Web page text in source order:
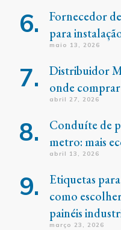
Fornecedor
para
maio 13, 2026
Distribuidor
onde
abril 27, 2026
Conduíte de
metro: mais
abril 13, 2026
Etiquetas
como
painéis
março 23, 2026